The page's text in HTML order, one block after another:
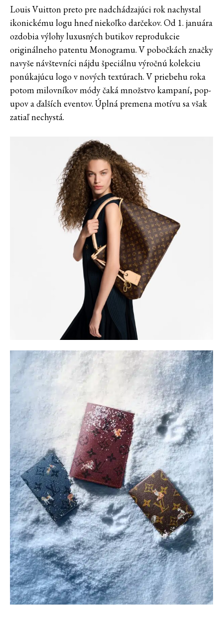
Louis Vuitton preto pre nadchádzajúci rok nachystal
ikonickému logu hneď niekoľko darčekov. Od 1. januára
ozdobia výlohy luxusných butikov reprodukcie
originálneho patentu Monogramu. V pobočkách značky
navyše návštevníci nájdu špeciálnu výročnú kolekciu
ponúkajúcu logo v nových textúrach. V priebehu roka
potom milovníkov módy čaká množstvo kampaní, pop-
upov a ďalších eventov. Úplná premena motívu sa však
zatiaľ nechystá.